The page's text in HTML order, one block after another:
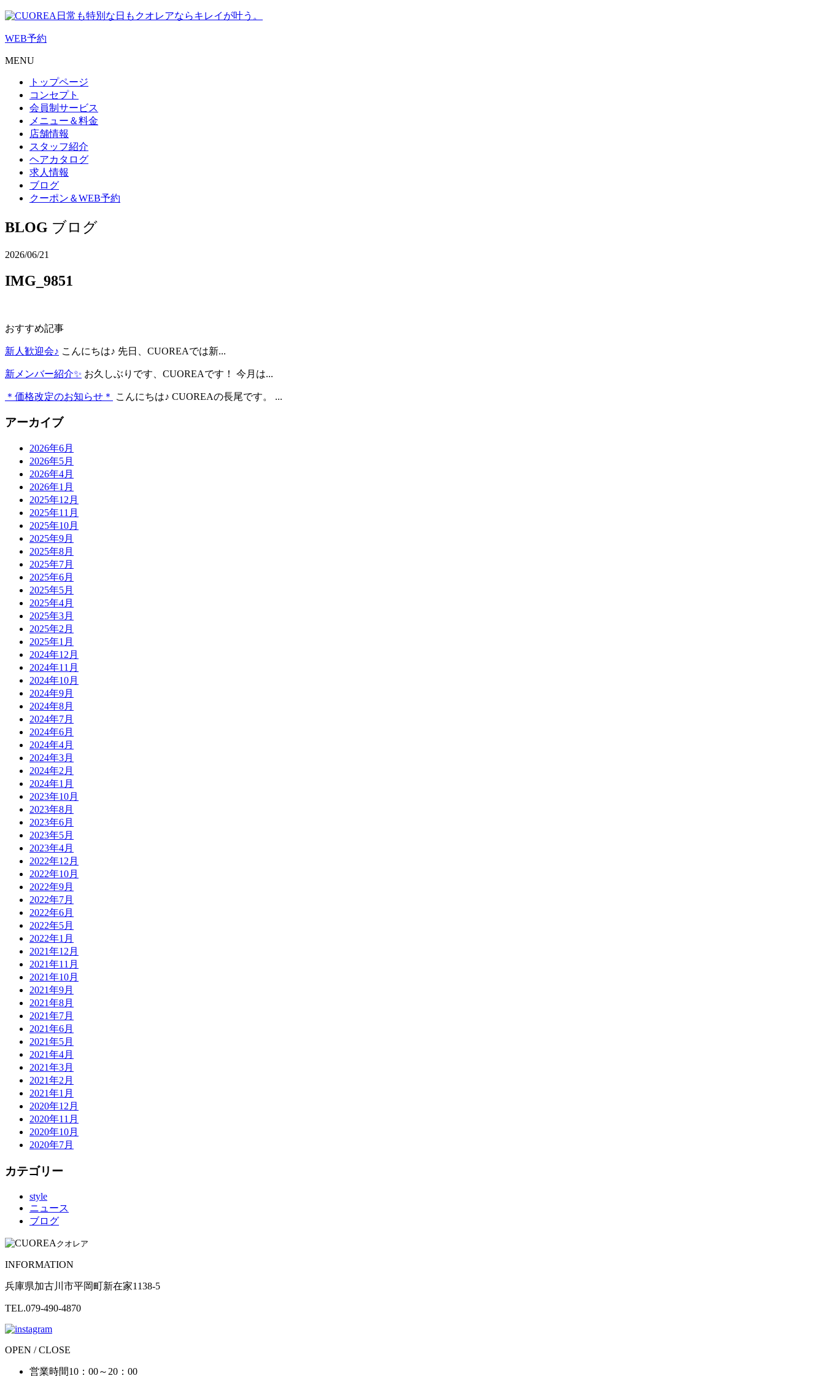
日常も特別な日もクオレアならキレイが叶う。
WEB予約
MENU
トップページ
コンセプト
会員制サービス
メニュー＆料金
店舗情報
スタッフ紹介
ヘアカタログ
求人情報
ブログ
クーポン＆WEB予約
BLOG ブログ
2026/06/21
IMG_9851
おすすめ記事
新人歓迎会♪ こんにちは♪ 先日、CUOREAでは新...
新メンバー紹介✨ お久しぶりです、CUOREAです！ 今月は...
＊価格改定のお知らせ＊ こんにちは♪ CUOREAの長尾です。 ...
アーカイブ
2026年6月
2026年5月
2026年4月
2026年1月
2025年12月
2025年11月
2025年10月
2025年9月
2025年8月
2025年7月
2025年6月
2025年5月
2025年4月
2025年3月
2025年2月
2025年1月
2024年12月
2024年11月
2024年10月
2024年9月
2024年8月
2024年7月
2024年6月
2024年4月
2024年3月
2024年2月
2024年1月
2023年10月
2023年8月
2023年6月
2023年5月
2023年4月
2022年12月
2022年10月
2022年9月
2022年7月
2022年6月
2022年5月
2022年1月
2021年12月
2021年11月
2021年10月
2021年9月
2021年8月
2021年7月
2021年6月
2021年5月
2021年4月
2021年3月
2021年2月
2021年1月
2020年12月
2020年11月
2020年10月
2020年7月
カテゴリー
style
ニュース
ブログ
クオレア
INFORMATION
兵庫県加古川市平岡町新在家1138-5
TEL.079-490-4870
OPEN / CLOSE
営業時間10：00～20：00